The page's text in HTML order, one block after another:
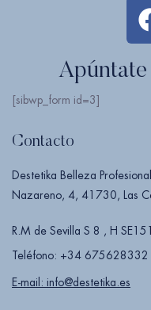
[sibwp_form id=3]
Contacto
Destetika Belleza
Nazareno, 4, 41730, Las
R.M de Sevilla S 8 , H
Teléfono: +34 675628332
E-mail: info@destetika.es